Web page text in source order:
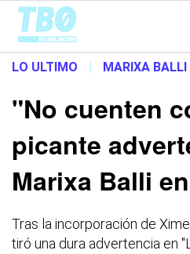
Cargando...
LO ULTIMO | MARIXA BALLI
"No cuenten
picante
Marixa Balli
Tras la incorporación de
tiró una dura advertencia en